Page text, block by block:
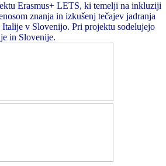
Erasmus+ LETS, ki temelji na inkluziji
znanja in izkušenj tečajev jadranja
Italije v Slovenijo. Pri projektu sodelujejo
in Slovenije.